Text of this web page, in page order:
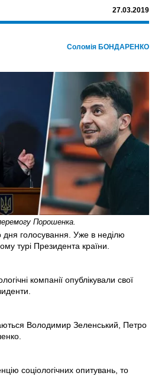
27.03.2019
Соломiя БОНДАРЕНКО
Порошенка.
дня голосування. Уже в неділю
турі Президента країни.
компанії опублікували свої
Володимир Зеленський, Петро
соціологічних опитувань, то